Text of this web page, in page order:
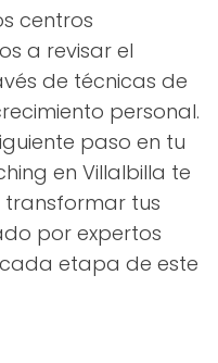
centros
a revisar el
de técnicas de
personal.
paso en tu
en Villalbilla te
tus
por expertos
etapa de este